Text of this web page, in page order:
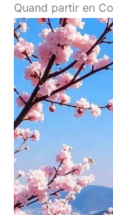
Quand partir en